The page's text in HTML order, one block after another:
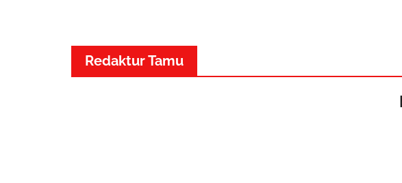
Redaktur Tamu